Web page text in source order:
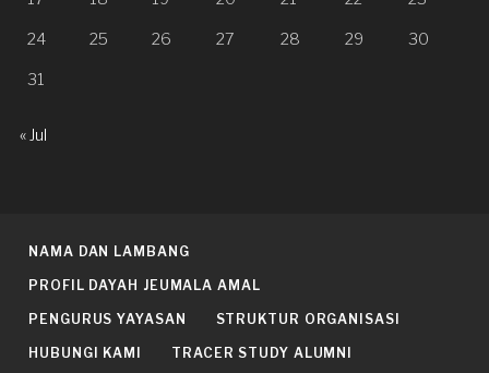
24 25 26 27 28 29 30
31
« Jul
NAMA DAN LAMBANG
PROFIL DAYAH JEUMALA AMAL
PENGURUS YAYASAN STRUKTUR ORGANISASI
HUBUNGI KAMI TRACER STUDY ALUMNI